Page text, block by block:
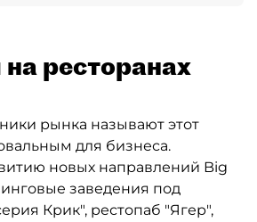
ресторанах
рынка называют этот
для бизнеса.
новых направлений Big
заведения под
Крик", рестопаб "Ягер",